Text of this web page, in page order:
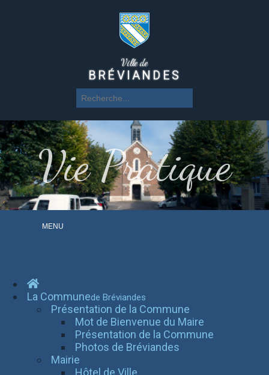
Ville de
BRÉVIANDES
Vie Pratique
MENU
La Communede Bréviandes
Présentation de la Commune
Mot de Bienvenue du Maire
Présentation de la Commune
Photos de Bréviandes
Mairie